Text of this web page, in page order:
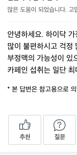
많은 도움이 되었습니다. 고
안녕하세요. 하이닥
많이 불편하시고 걱정
부정맥의 가능성이 있
카페인 섭취는 일단
* 본 답변은 참고용으로
추천 질문